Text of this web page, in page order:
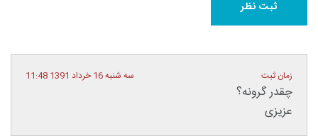
زمان ثبت سه شنبه 16 خرداد 1391 11:48
چقدر گرونه؟
عزیزی